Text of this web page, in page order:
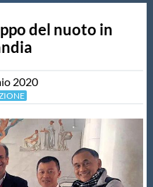
del nuoto in
2020